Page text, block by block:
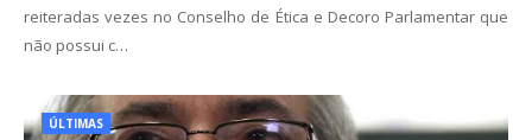
reiteradas vezes no Conselho de Ética e Decoro Parlamentar que
não possui c…
ÚLTIMAS